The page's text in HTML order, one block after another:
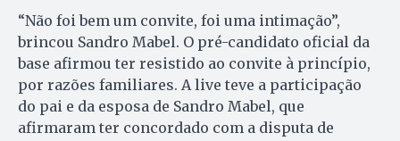
“Não foi bem um convite, foi uma intimação”,
brincou Sandro Mabel. O pré-candidato oficial da
base afirmou ter resistido ao convite à princípio,
por razões familiares. A live teve a participação
do pai e da esposa de Sandro Mabel, que
afirmaram ter concordado com a disputa de